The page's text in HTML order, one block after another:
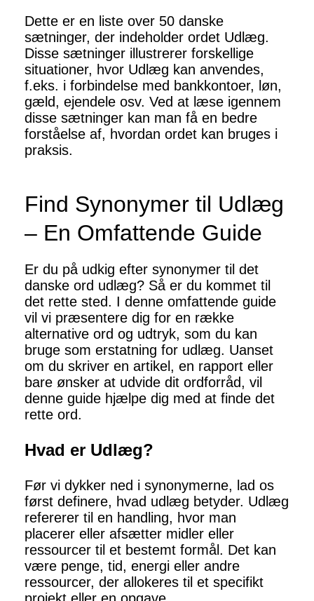
Dette er en liste over 50 danske
sætninger, der indeholder ordet Udlæg.
Disse sætninger illustrerer forskellige
situationer, hvor Udlæg kan anvendes,
f.eks. i forbindelse med bankkontoer, løn,
gæld, ejendele osv. Ved at læse igennem
disse sætninger kan man få en bedre
forståelse af, hvordan ordet kan bruges i
praksis.
Find Synonymer til Udlæg
– En Omfattende Guide
Er du på udkig efter synonymer til det
danske ord udlæg? Så er du kommet til
det rette sted. I denne omfattende guide
vil vi præsentere dig for en række
alternative ord og udtryk, som du kan
bruge som erstatning for udlæg. Uanset
om du skriver en artikel, en rapport eller
bare ønsker at udvide dit ordforråd, vil
denne guide hjælpe dig med at finde det
rette ord.
Hvad er Udlæg?
Før vi dykker ned i synonymerne, lad os
først definere, hvad udlæg betyder. Udlæg
refererer til en handling, hvor man
placerer eller afsætter midler eller
ressourcer til et bestemt formål. Det kan
være penge, tid, energi eller andre
ressourcer, der allokeres til et specifikt